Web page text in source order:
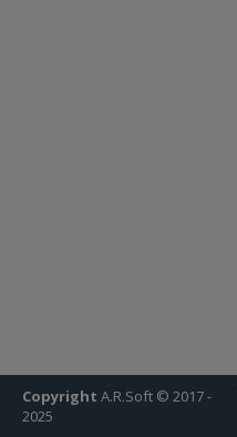
Copyright A.R.Soft © 2017 -
2025